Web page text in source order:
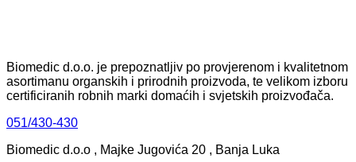
Biomedic d.o.o. je prepoznatljiv po provjerenom i kvalitetnom
asortimanu organskih i prirodnih proizvoda, te velikom izboru
certificiranih robnih marki domaćih i svjetskih proizvođača.
051/430-430
Biomedic d.o.o , Majke Jugovića 20 , Banja Luka